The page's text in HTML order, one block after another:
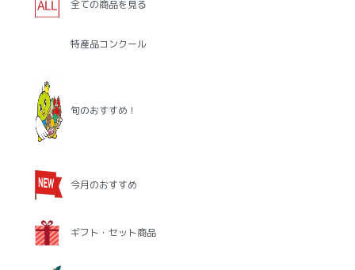
全ての商品を見る
特産品コンクール
旬のおすすめ！
今月のおすすめ
ギフト・セット商品